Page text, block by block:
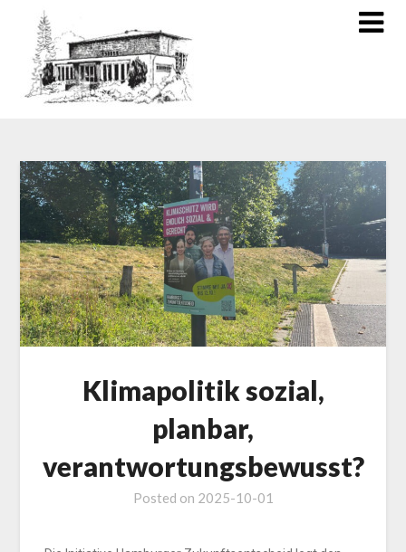
Klimapolitik sozial,
planbar,
verantwortungsbewusst?
Posted on 2025-10-01